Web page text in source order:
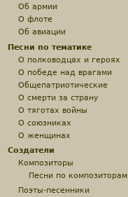
Об армии
О флоте
Об авиации
Песни по тематике
О полководцах и героях
О победе над врагами
Общепатриотические
О смерти за страну
О тяготах войны
О союзниках
О женщинах
Создатели
Композиторы
Песни по композиторам
Поэты-песенники